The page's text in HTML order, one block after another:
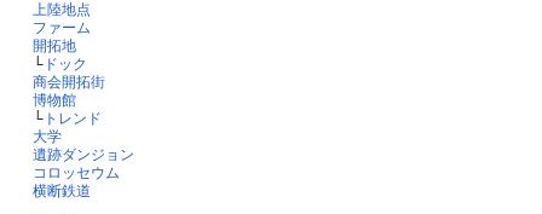
上陸地点
ファーム
開拓地
└ドック
商会開拓街
博物館
└トレンド
大学
遺跡ダンジョン
コロッセウム
横断鉄道